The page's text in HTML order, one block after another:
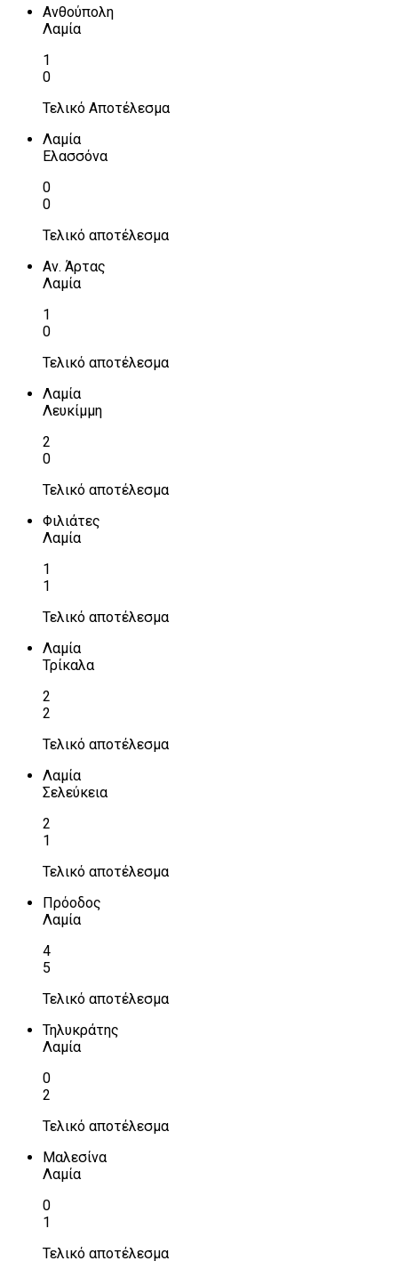
Ανθούπολη
Λαμία
1
0
Τελικό Αποτέλεσμα
Λαμία
Ελασσόνα
0
0
Τελικό αποτέλεσμα
Αν. Άρτας
Λαμία
1
0
Τελικό αποτέλεσμα
Λαμία
Λευκίμμη
2
0
Τελικό αποτέλεσμα
Φιλιάτες
Λαμία
1
1
Τελικό αποτέλεσμα
Λαμία
Τρίκαλα
2
2
Τελικό αποτέλεσμα
Λαμία
Σελεύκεια
2
1
Τελικό αποτέλεσμα
Πρόοδος
Λαμία
4
5
Τελικό αποτέλεσμα
Τηλυκράτης
Λαμία
0
2
Τελικό αποτέλεσμα
Μαλεσίνα
Λαμία
0
1
Τελικό αποτέλεσμα